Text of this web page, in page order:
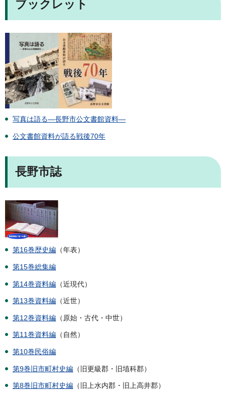
ブックレット
写真は語る―長野市公文書館資料―
公文書館資料が語る戦後70年
長野市誌
第16巻歴史編 （年表）
第15巻総集編
第14巻資料編 （近現代）
第13巻資料編 （近世）
第12巻資料編 （原始・古代・中世）
第11巻資料編 （自然）
第10巻民俗編
第9巻旧市町村史編 （旧更級郡・旧埴科郡）
第8巻旧市町村史編 （旧上水内郡・旧上高井郡）